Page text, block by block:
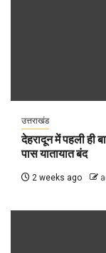
उत्तराखंड
देहरादून में पहली ही
पास यातायात बंद
2 weeks ago